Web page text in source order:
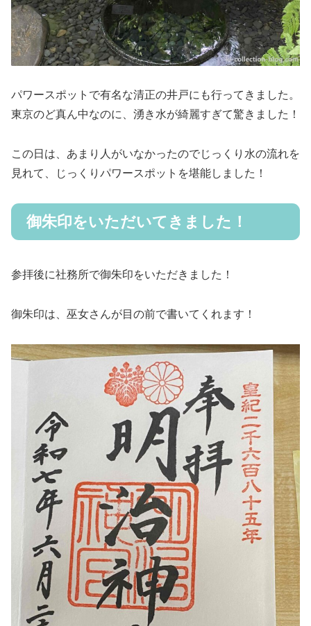
パワースポットで有名な清正の井戸にも行ってきました。
東京のど真ん中なのに、湧き水が綺麗すぎて驚きました！
この日は、あまり人がいなかったのでじっくり水の流れを
見れて、じっくりパワースポットを堪能しました！
御朱印をいただいてきました！
参拝後に社務所で御朱印をいただきました！
御朱印は、巫女さんが目の前で書いてくれます！